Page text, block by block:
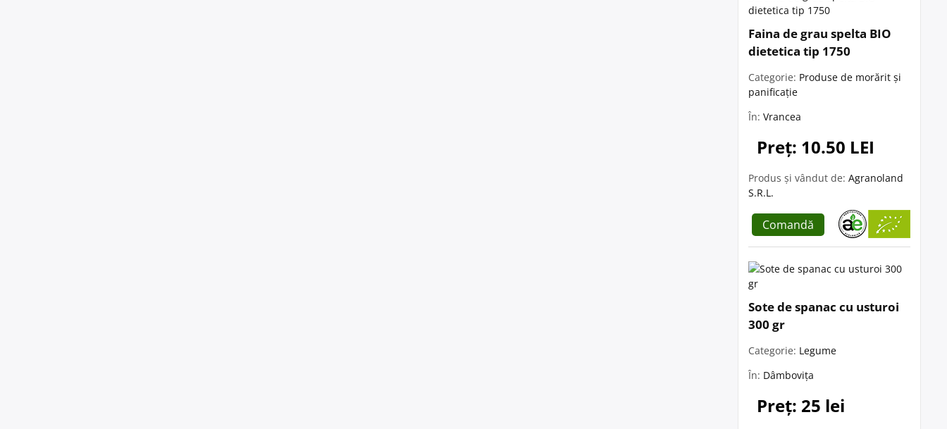
Faina de grau spelta BIO
dietetica tip 1750
Categorie: Produse de morărit și
panificație
În: Vrancea
Preț: 10.50 LEI
Produs și vândut de: Agranoland
S.R.L.
Comandă
Sote de spanac cu usturoi
300 gr
Categorie: Legume
În: Dâmbovița
Preț: 25 lei